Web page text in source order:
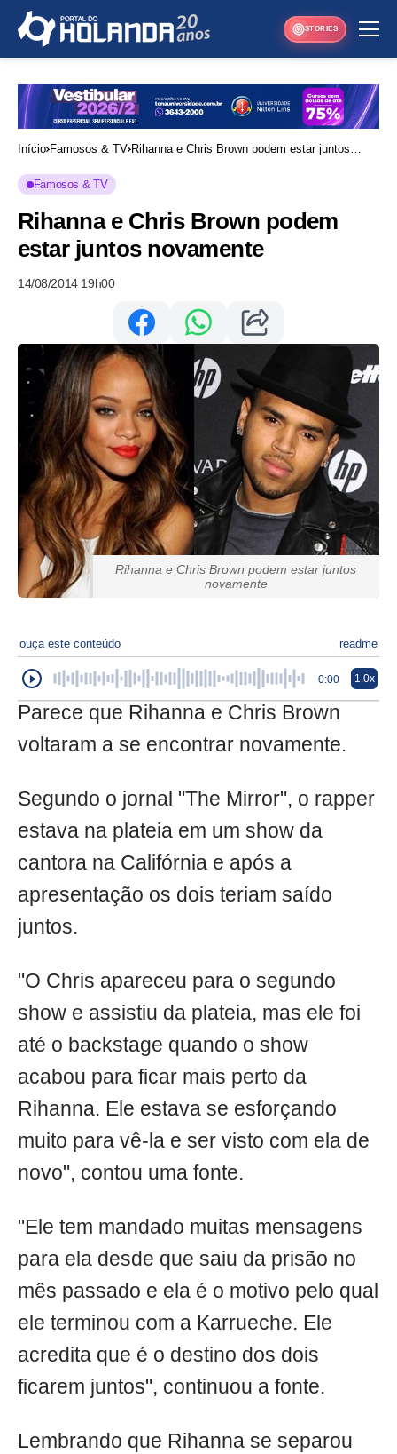
STORIES
Início Famosos & TV Rihanna e Chris Brown podem estar juntos
Famosos & TV
Rihanna e Chris Brown podem
estar juntos novamente
14/08/2014 19h00
Rihanna e Chris Brown podem estar juntos
novamente
ouça este conteúdo readme
0:00 1.0x
Parece que Rihanna e Chris Brown
voltaram a se encontrar novamente.
Segundo o jornal "The Mirror", o rapper
estava na plateia em um show da
cantora na Califórnia e após a
apresentação os dois teriam saído
juntos.
"O Chris apareceu para o segundo
show e assistiu da plateia, mas ele foi
até o backstage quando o show
acabou para ficar mais perto da
Rihanna. Ele estava se esforçando
muito para vê-la e ser visto com ela de
novo", contou uma fonte.
"Ele tem mandado muitas mensagens
para ela desde que saiu da prisão no
mês passado e ela é o motivo pelo qual
ele terminou com a Karrueche. Ele
acredita que é o destino dos dois
ficarem juntos", continuou a fonte.
Lembrando que Rihanna se separou